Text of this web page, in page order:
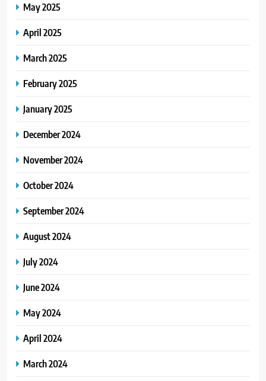
May 2025
April 2025
March 2025
February 2025
January 2025
December 2024
November 2024
October 2024
September 2024
August 2024
July 2024
June 2024
May 2024
April 2024
March 2024